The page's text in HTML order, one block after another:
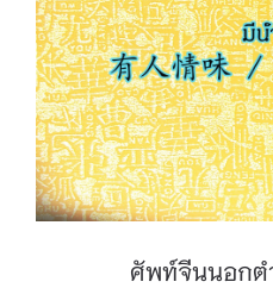
ศัพท์จีนนอกต
ศัพท์จีนนอกต